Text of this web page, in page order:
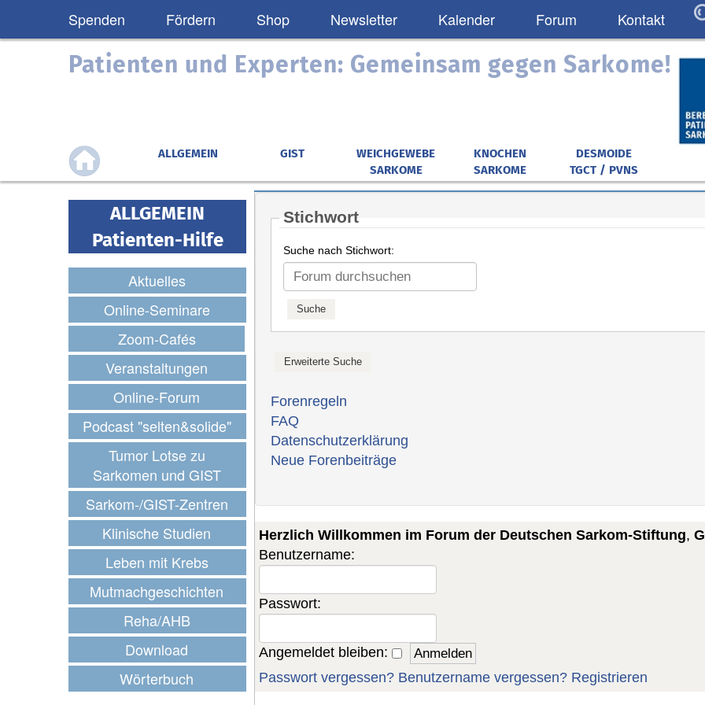
Spenden Fördern Shop Newsletter Kalender Forum Kontakt
Patienten und Experten: Gemeinsam gegen Sarkome!
ALLGEMEIN GIST
WEICHGEWEBE
SARKOME
KNOCHEN
SARKOME
DESMOIDE
TGCT / PVNS
ALLGEMEIN
Patienten-Hilfe
Aktuelles
Online-Seminare
Zoom-Cafés
Veranstaltungen
Online-Forum
Podcast "selten&solide"
Tumor Lotse zu
Sarkomen und GIST
Sarkom-/GIST-Zentren
Klinische Studien
Leben mit Krebs
Mutmachgeschichten
Reha/AHB
Download
Wörterbuch
Stichwort
Suche nach Stichwort:
Forenregeln
FAQ
Datenschutzerklärung
Neue Forenbeiträge
Herzlich Willkommen im Forum der Deutschen Sarkom-Stiftung,
Benutzername:
Passwort:
Angemeldet bleiben:
Passwort vergessen? Benutzername vergessen? Registrieren